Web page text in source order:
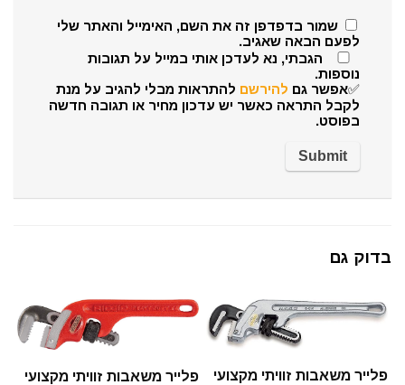
שמור בדפדפן זה את השם, האימייל והאתר שלי
לפעם הבאה שאגיב.
הגבתי, נא לעדכן אותי במייל על תגובות
נוספות.
✅אפשר גם להירשם להתראות מבלי להגיב על מנת
לקבל התראה כאשר יש עדכון מחיר או תגובה חדשה
בפוסט.
בדוק גם
פלייר משאבות זוויתי מקצועי
פלייר משאבות זוויתי מקצועי